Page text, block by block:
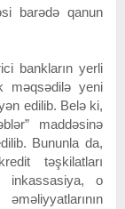
barədə qanun
bankların yerli
məqsədilə yeni
edilib. Belə ki,
maddəsinə
Bununla da,
təşkilatları
inkassasiya, o